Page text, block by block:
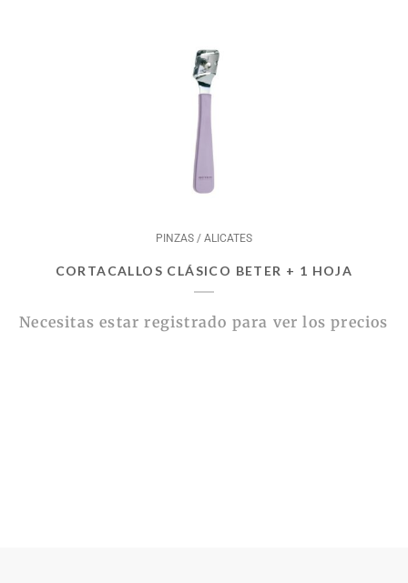
PINZAS / ALICATES
CORTACALLOS CLÁSICO BETER + 1 HOJA
Necesitas estar registrado para ver los precios